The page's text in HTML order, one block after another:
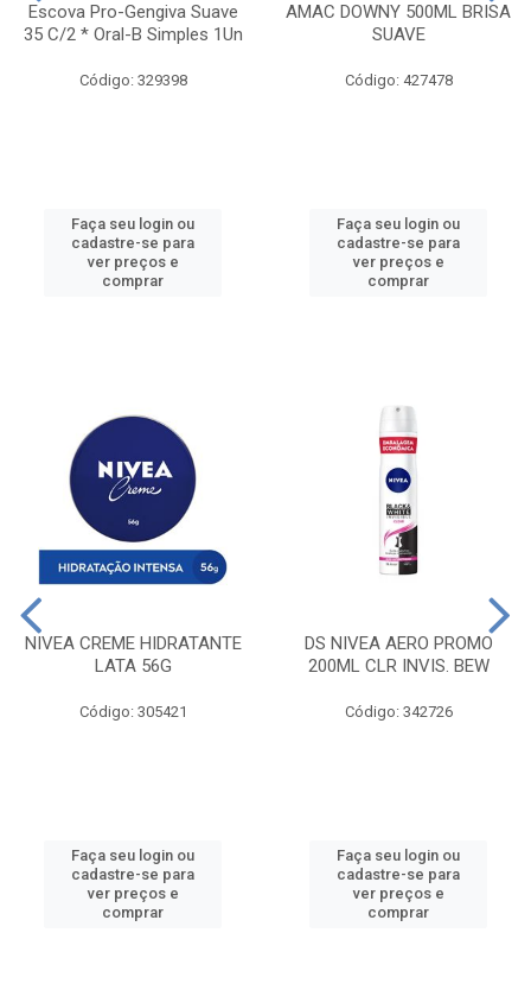
Escova Pro-Gengiva Suave
35 C/2 * Oral-B Simples 1Un
Código: 329398
Faça seu login ou
cadastre-se para
ver preços e
comprar
AMAC DOWNY 500ML BRISA
SUAVE
Código: 427478
Faça seu login ou
cadastre-se para
ver preços e
comprar
NIVEA CREME HIDRATANTE
LATA 56G
Código: 305421
Faça seu login ou
cadastre-se para
ver preços e
comprar
DS NIVEA AERO PROMO
200ML CLR INVIS. BEW
Código: 342726
Faça seu login ou
cadastre-se para
ver preços e
comprar